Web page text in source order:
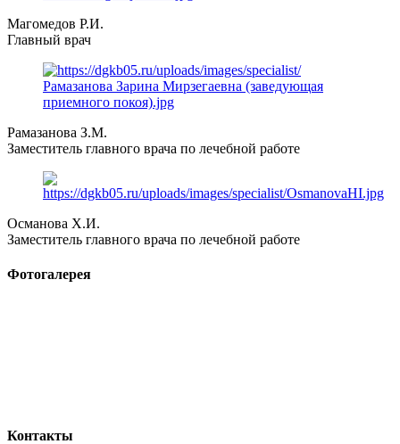
Магомедов Р.И.
Главный врач
Рамазанова З.М.
Заместитель главного врача по лечебной работе
Османова Х.И.
Заместитель главного врача по лечебной работе
Фотогалерея
Контакты